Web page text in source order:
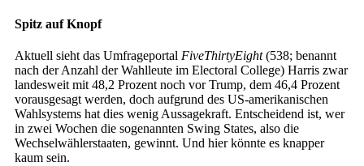
Spitz auf Knopf
Aktuell sieht das Umfrageportal FiveThirtyEight(538; benannt
nach der Anzahl der Wahlleute im Electoral College) Harris zwar
landesweit mit 48,2 Prozent noch vor Trump, dem 46,4 Prozent
vorausgesagt werden, doch aufgrund des US-amerikanischen
Wahlsystems hat dies wenig Aussagekraft. Entscheidend ist, wer
in zwei Wochen die sogenannten Swing States, also die
Wechselwählerstaaten, gewinnt. Und hier könnte es knapper
kaum sein.